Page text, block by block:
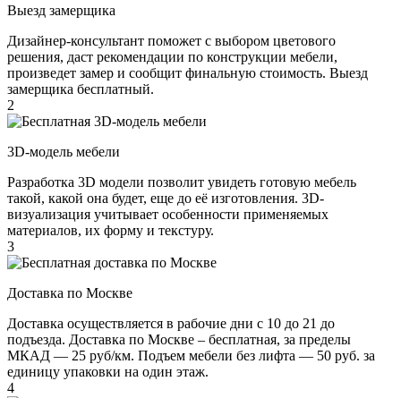
Выезд замерщика
Дизайнер-консультант поможет с выбором цветового
решения, даст рекомендации по конструкции мебели,
произведет замер и сообщит финальную стоимость. Выезд
замерщика бесплатный.
2
3D-модель мебели
Разработка 3D модели позволит увидеть готовую мебель
такой, какой она будет, еще до её изготовления. 3D-
визуализация учитывает особенности применяемых
материалов, их форму и текстуру.
3
Доставка по Москве
Доставка осуществляется в рабочие дни с 10 до 21 до
подъезда. Доставка по Москве – бесплатная, за пределы
МКАД — 25 руб/км. Подъем мебели без лифта — 50 руб. за
единицу упаковки на один этаж.
4